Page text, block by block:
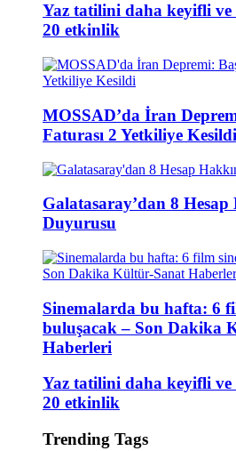
Yaz tatilini daha keyifli
20 etkinlik
MOSSAD’da İran
Faturası 2 Yetkiliye Kesildi
Galatasaray’dan 8 Hesap
Duyurusu
Sinemalarda bu hafta: 6
buluşacak – Son Dakika
Haberleri
Yaz tatilini daha keyifli
20 etkinlik
Trending Tags